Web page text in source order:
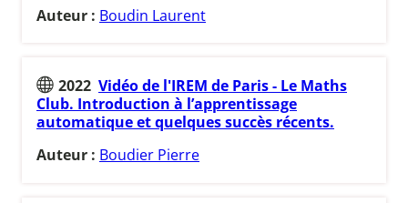
Auteur : Boudin Laurent
2022 Vidéo de l'IREM de Paris - Le Maths
Club. Introduction à l’apprentissage
automatique et quelques succès récents.
Auteur : Boudier Pierre